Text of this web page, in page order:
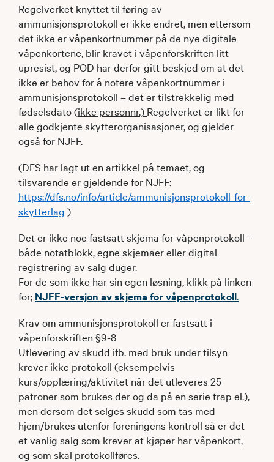
Regelverket knyttet til føring av
ammunisjonsprotokoll er ikke endret, men ettersom
det ikke er våpenkortnummer på de nye digitale
våpenkortene, blir kravet i våpenforskriften litt
upresist, og POD har derfor gitt beskjed om at det
ikke er behov for å notere våpenkortnummer i
ammunisjonsprotokoll – det er tilstrekkelig med
fødselsdato (ikke personnr.) Regelverket er likt for
alle godkjente skytterorganisasjoner, og gjelder
også for NJFF.
(DFS har lagt ut en artikkel på temaet, og
tilsvarende er gjeldende for NJFF:
https://dfs.no/info/article/ammunisjonsprotokoll-for-
skytterlag )
Det er ikke noe fastsatt skjema for våpenprotokoll –
både notatblokk, egne skjemaer eller digital
registrering av salg duger.
For de som ikke har sin egen løsning, klikk på linken
for; NJFF-versjon av skjema for våpenprotokoll.
Krav om ammunisjonsprotokoll er fastsatt i
våpenforskriften §9-8
Utlevering av skudd ifb. med bruk under tilsyn
krever ikke protokoll (eksempelvis
kurs/opplæring/aktivitet når det utleveres 25
patroner som brukes der og da på en serie trap el.),
men dersom det selges skudd som tas med
hjem/brukes utenfor foreningens kontroll så er det
et vanlig salg som krever at kjøper har våpenkort,
og som skal protokollføres.